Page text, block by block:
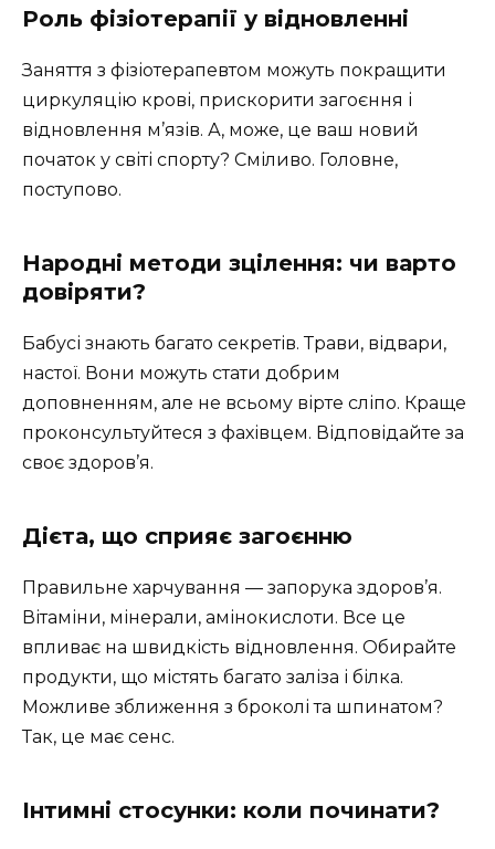
Роль фізіотерапії у відновленні
Заняття з фізіотерапевтом можуть покращити
циркуляцію крові, прискорити загоєння і
відновлення м’язів. А, може, це ваш новий
початок у світі спорту? Сміливо. Головне,
поступово.
Народні методи зцілення: чи варто
довіряти?
Бабусі знають багато секретів. Трави, відвари,
настої. Вони можуть стати добрим
доповненням, але не всьому вірте сліпо. Краще
проконсультуйтеся з фахівцем. Відповідайте за
своє здоров’я.
Дієта, що сприяє загоєнню
Правильне харчування — запорука здоров’я.
Вітаміни, мінерали, амінокислоти. Все це
впливає на швидкість відновлення. Обирайте
продукти, що містять багато заліза і білка.
Можливе зближення з броколі та шпинатом?
Так, це має сенс.
Інтимні стосунки: коли починати?